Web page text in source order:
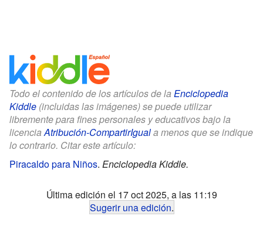
Todo el contenido de los artículos de la Enciclopedia
Kiddle (incluidas las imágenes) se puede utilizar
libremente para fines personales y educativos bajo la
licenciaAtribución-CompartirIguala menos que se indique
lo contrario. Citar este artículo:
Piracaldo para Niños. Enciclopedia Kiddle.
Última edición el 17 oct 2025, a las 11:19
Sugerir una edición.